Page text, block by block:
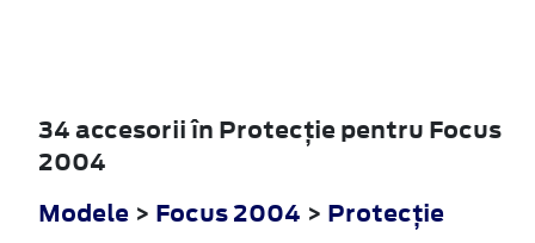
34 accesorii în Protecţie pentru Focus
2004
Modele > Focus 2004 > Protecţie